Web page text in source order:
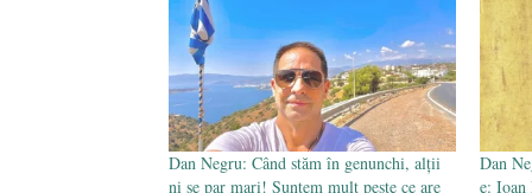
Dan Negru: Când stăm în genunchi, alții
ni se par mari! Suntem mult peste ce are
Dan
e: Ioan